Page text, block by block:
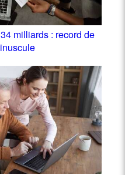
milliards : record de